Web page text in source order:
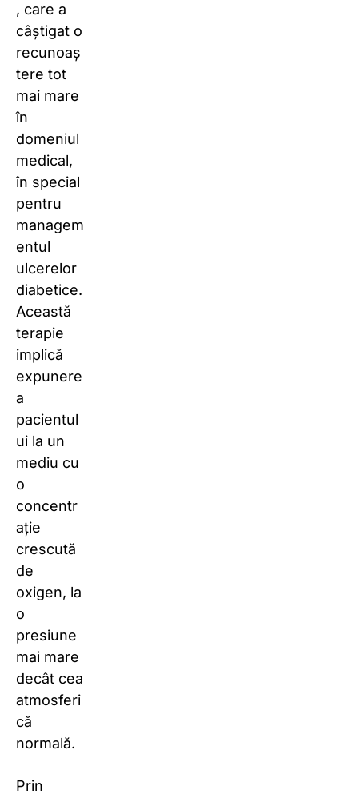
, care a
câștigat o
recunoaș
tere tot
mai mare
în
domeniul
medical,
în special
pentru
managem
entul
ulcerelor
diabetice.
Această
terapie
implică
expunere
a
pacientul
ui la un
mediu cu
o
concentr
ație
crescută
de
oxigen, la
o
presiune
mai mare
decât cea
atmosferi
că
normală.
Prin